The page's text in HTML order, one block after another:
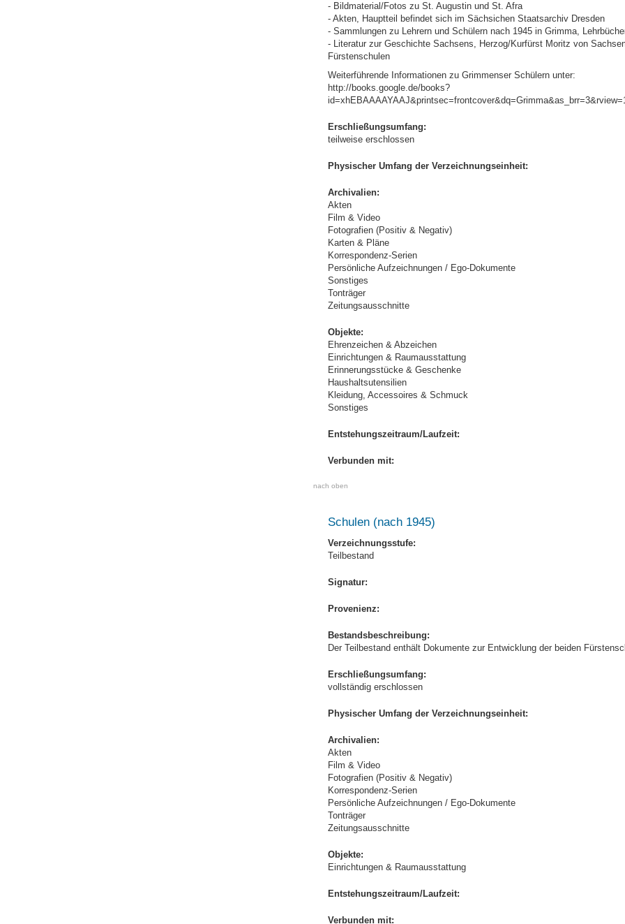
- Bildmaterial/Fotos zu St. Augustin und St. Afra
- Akten, Hauptteil befindet sich im Sächsichen Staatsarchiv Dresden
- Sammlungen zu Lehrern und Schülern nach 1945 in Grimma,
- Literatur zur Geschichte Sachsens, Herzog/Kurfürst Moritz von
Fürstenschulen
Weiterführende Informationen zu Grimmenser Schülern unter:
http://books.google.de/books?
Erschließungsumfang:
teilweise erschlossen
Physischer Umfang der Verzeichnungseinheit:
Archivalien:
Akten
Film & Video
Fotografien (Positiv & Negativ)
Karten & Pläne
Korrespondenz-Serien
Persönliche Aufzeichnungen / Ego-Dokumente
Sonstiges
Tonträger
Zeitungsausschnitte
Objekte:
Ehrenzeichen & Abzeichen
Einrichtungen & Raumausstattung
Erinnerungsstücke & Geschenke
Haushaltsutensilien
Kleidung, Accessoires & Schmuck
Sonstiges
Entstehungszeitraum/Laufzeit:
Verbunden mit:
nach oben
Schulen (nach 1945)
Verzeichnungsstufe:
Teilbestand
Signatur:
Provenienz:
Bestandsbeschreibung:
Der Teilbestand enthält Dokumente zur Entwicklung der beiden
Erschließungsumfang:
vollständig erschlossen
Physischer Umfang der Verzeichnungseinheit:
Archivalien:
Akten
Film & Video
Fotografien (Positiv & Negativ)
Korrespondenz-Serien
Persönliche Aufzeichnungen / Ego-Dokumente
Tonträger
Zeitungsausschnitte
Objekte:
Einrichtungen & Raumausstattung
Entstehungszeitraum/Laufzeit:
Verbunden mit: